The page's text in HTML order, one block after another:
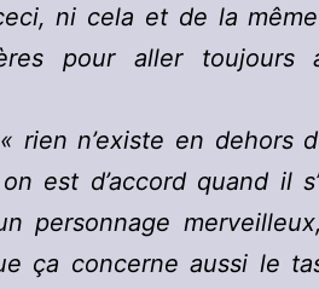
ni cela et de la
pour aller toujours
rien n’existe en dehors
est d’accord quand il
personnage
ça concerne aussi le